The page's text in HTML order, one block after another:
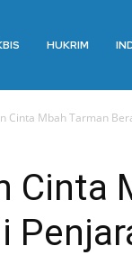
HUKRIM
Cinta Mbah Tarman
Cinta